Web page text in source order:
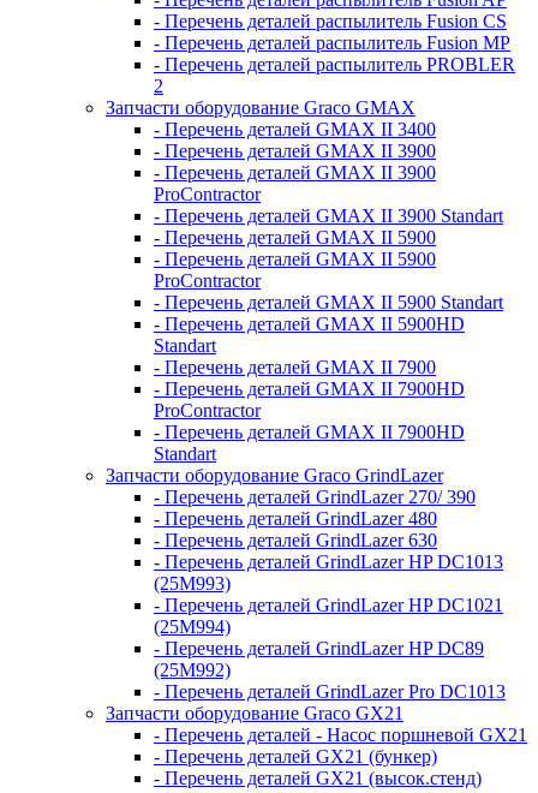
- Перечень деталей распылитель Fusion CS
- Перечень деталей распылитель Fusion MP
- Перечень деталей распылитель PROBLER
2
Запчасти оборудование Graco GMAX
- Перечень деталей GMAX II 3400
- Перечень деталей GMAX II 3900
- Перечень деталей GMAX II 3900
ProContractor
- Перечень деталей GMAX II 3900 Standart
- Перечень деталей GMAX II 5900
- Перечень деталей GMAX II 5900
ProContractor
- Перечень деталей GMAX II 5900 Standart
- Перечень деталей GMAX II 5900HD
Standart
- Перечень деталей GMAX II 7900
- Перечень деталей GMAX II 7900HD
ProContractor
- Перечень деталей GMAX II 7900HD
Standart
Запчасти оборудование Graco GrindLazer
- Перечень деталей GrindLazer 270/ 390
- Перечень деталей GrindLazer 480
- Перечень деталей GrindLazer 630
- Перечень деталей GrindLazer HP DC1013
(25M993)
- Перечень деталей GrindLazer HP DC1021
(25M994)
- Перечень деталей GrindLazer HP DC89
(25M992)
- Перечень деталей GrindLazer Pro DC1013
Запчасти оборудование Graco GX21
- Перечень деталей - Насос поршневой GX21
- Перечень деталей GX21 (бункер)
- Перечень деталей GX21 (высок.стенд)